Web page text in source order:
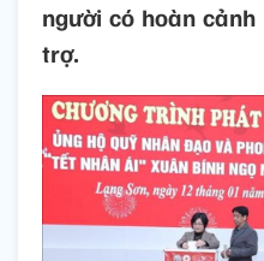
người có hoàn
trợ.